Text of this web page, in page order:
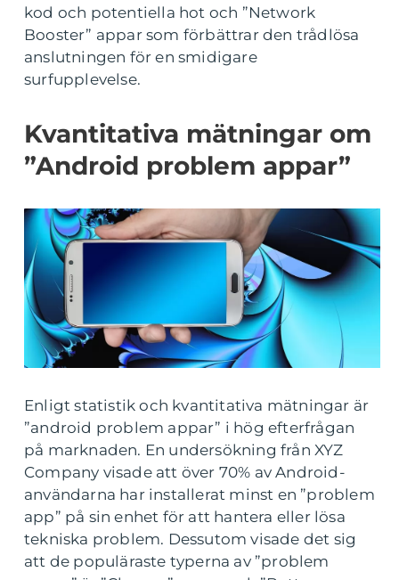
kod och potentiella hot och ”Network
Booster” appar som förbättrar den trådlösa
anslutningen för en smidigare
surfupplevelse.
Kvantitativa mätningar om
”Android problem appar”
Enligt statistik och kvantitativa mätningar är
”android problem appar” i hög efterfrågan
på marknaden. En undersökning från XYZ
Company visade att över 70% av Android-
användarna har installerat minst en ”problem
app” på sin enhet för att hantera eller lösa
tekniska problem. Dessutom visade det sig
att de populäraste typerna av ”problem